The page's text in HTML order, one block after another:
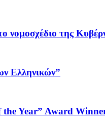
νομοσχέδιο της
Ελληνικών”
Year” Award